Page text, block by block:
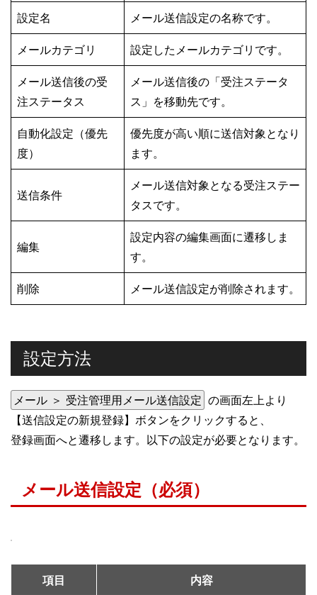
設定名 メール送信設定の名称です。
メールカテゴリ 設定したメールカテゴリです。
メール送信後の受
注ステータス
メール送信後の「受注ステータ
ス」を移動先です。
自動化設定（優先
度）
優先度が高い順に送信対象となり
ます。
送信条件
メール送信対象となる受注ステー
タスです。
編集
設定内容の編集画面に遷移しま
す。
削除 メール送信設定が削除されます。
設定方法
メール ＞ 受注管理用メール送信設定 の画面左上より
【送信設定の新規登録】ボタンをクリックすると、
登録画面へと遷移します。以下の設定が必要となります。
メール送信設定（必須）
項目 内容